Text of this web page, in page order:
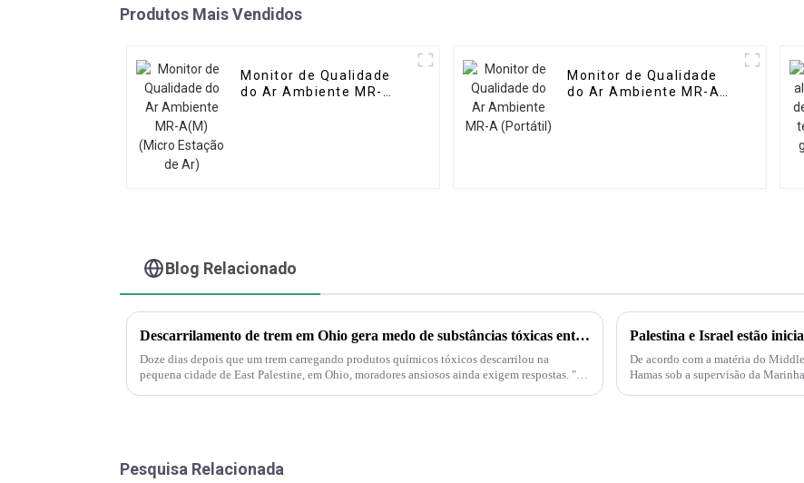
Produtos Mais Vendidos
Monitor de Qualidade
do Ar Ambiente MR-
Monitor de Qualidade
do Ar Ambiente MR-A
Blog Relacionado
Descarrilamento de trem em Ohio gera medo de substâncias tóxicas entre moradores de cidade pequena.
Doze dias depois que um trem carregando produtos químicos tóxicos descarrilou na
pequena cidade de East Palestine, em Ohio, moradores ansiosos ainda exigem respostas. "É
De acordo com a matéria do
Hamas sob a supervisão da
Pesquisa Relacionada